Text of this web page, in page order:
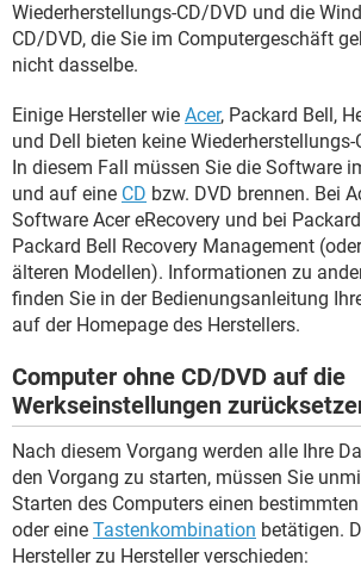
Wiederherstellungs-CD/DVD und die
CD/DVD, die Sie im Computergeschäft
nicht dasselbe.
Einige Hersteller wie Acer, Packard Bell,
und Dell bieten keine
In diesem Fall müssen Sie die Software
und auf eine CD bzw. DVD brennen. Bei
Software Acer eRecovery und bei
Packard Bell Recovery Management
älteren Modellen). Informationen zu
finden Sie in der Bedienungsanleitung
auf der Homepage des Herstellers.
Computer ohne CD/DVD auf die
Werkseinstellungen
Nach diesem Vorgang werden alle Ihre
den Vorgang zu starten, müssen Sie
Starten des Computers einen
oder eine Tastenkombination betätigen.
Hersteller zu Hersteller verschieden: